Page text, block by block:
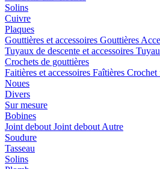
Solins
Cuivre
Plaques
Gouttières et accessoires Gouttières
Tuyaux de descente et accessoires
Crochets de gouttières
Faitières et accessoires Faîtières Crochet
Noues
Divers
Sur mesure
Bobines
Joint debout Joint debout Autre
Soudure
Tasseau
Solins